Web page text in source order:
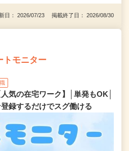
日： 2026/07/23 掲載終了日： 2026/08/30
トモニター
気の在宅ワーク】│単発もOK│
録するだけでスグ働ける